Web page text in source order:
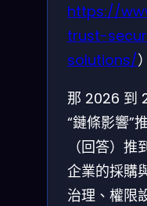
https://
trust-
solutions/
那 2026 到
“鏈條影響”
（回答）
企業的採購
治理、權限